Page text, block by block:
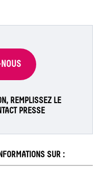
REMPLISSEZ LE
PRESSE
SUR :